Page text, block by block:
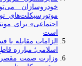
خودروسازان
موتورسیکلت‌های
اجتماعی» برای
است
الزامات مقابله با
اسلامی؛ مبارزه
وزارت صمت مقصر